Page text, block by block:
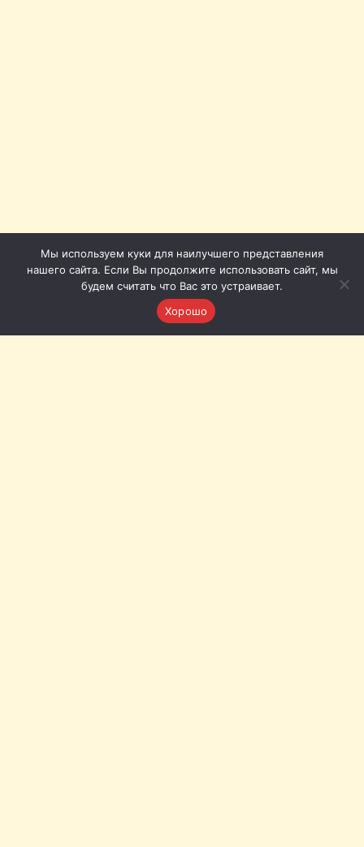
Мы используем куки для наилучшего представления
нашего сайта. Если Вы продолжите использовать сайт, мы
будем считать что Вас это устраивает.
Хорошо